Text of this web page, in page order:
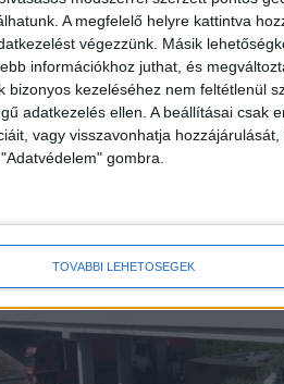
A megfelelő helyre kattintva
végezzünk. Másik
információkhoz juthat, és
bizonyos kezeléséhez nem feltétlenül
adatkezelés ellen. A beállításai csak
vagy visszavonhatja
gombra.
TOVÁBBI LEHETŐSÉGEK
történt baleset után